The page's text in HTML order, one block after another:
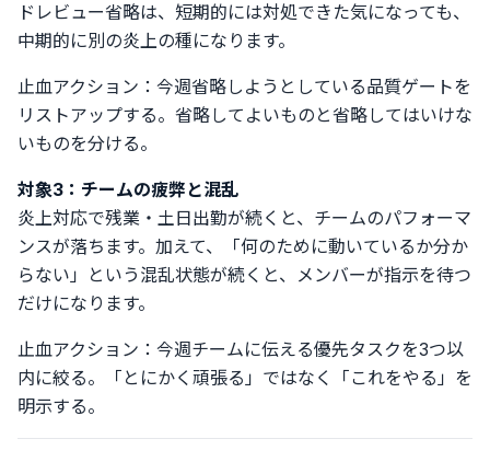
ドレビュー省略は、短期的には対処できた気になっても、
中期的に別の炎上の種になります。
止血アクション：今週省略しようとしている品質ゲートを
リストアップする。省略してよいものと省略してはいけな
いものを分ける。
対象3：チームの疲弊と混乱
炎上対応で残業・土日出勤が続くと、チームのパフォーマ
ンスが落ちます。加えて、「何のために動いているか分か
らない」という混乱状態が続くと、メンバーが指示を待つ
だけになります。
止血アクション：今週チームに伝える優先タスクを3つ以
内に絞る。「とにかく頑張る」ではなく「これをやる」を
明示する。